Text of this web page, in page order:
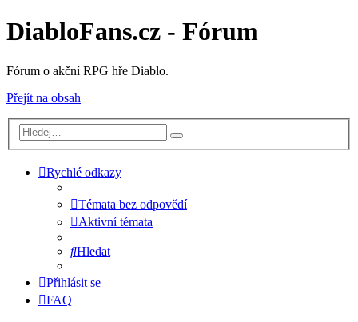
DiabloFans.cz - Fórum
Fórum o akční RPG hře Diablo.
Přejít na obsah
Rychlé odkazy
Témata bez odpovědí
Aktivní témata
Hledat
Přihlásit se
FAQ